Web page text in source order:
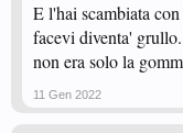
E l'hai scambiata
facevi diventa'
non era solo la
11 Gen 2022